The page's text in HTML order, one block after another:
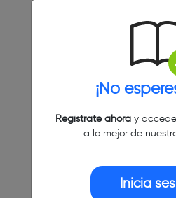
¡No
Regístrate ahoray accede
a lo mejor de
Inicia